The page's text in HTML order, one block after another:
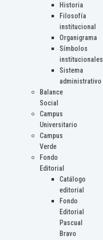
Historia
Filosofía
institucional
Organigrama
Símbolos
institucionales
Sistema
administrativo
Balance
Social
Campus
Universitario
Campus
Verde
Fondo
Editorial
Catálogo
editorial
Fondo
Editorial
Pascual
Bravo